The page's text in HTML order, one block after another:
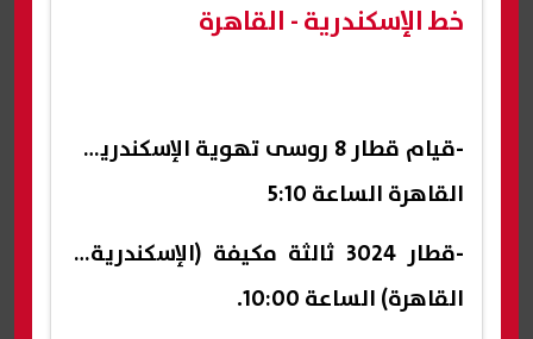
خط الإسكندرية - القاهرة
-قيام قطار 8 روسى تهوية الإسكندرية /
القاهرة الساعة 5:10
-قطار 3024 ثالثة مكيفة (الإسكندرية /
القاهرة) الساعة 10:00.